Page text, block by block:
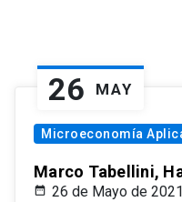
26 MAY
Microeconomía
Marco Tabellini,
26 de Mayo de 2021